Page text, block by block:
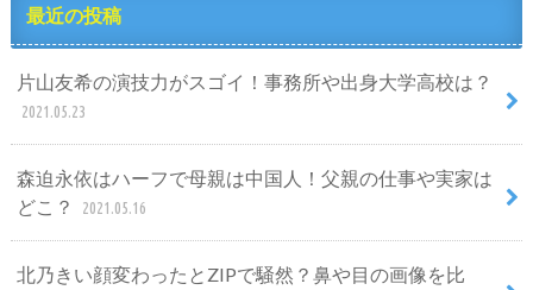
最近の投稿
片山友希の演技力がスゴイ！事務所や出身大学高校は？
2021.05.23
森迫永依はハーフで母親は中国人！父親の仕事や実家は
どこ？
2021.05.16
北乃きい顔変わったとZIPで騒然？鼻や目の画像を比